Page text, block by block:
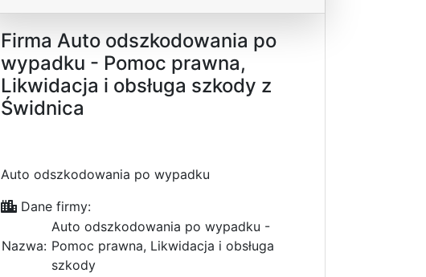
Firma Auto odszkodowania po
wypadku - Pomoc prawna,
Likwidacja i obsługa szkody z
Świdnica
Auto odszkodowania po wypadku
Dane firmy:
Nazwa:
Auto odszkodowania po wypadku -
Pomoc prawna, Likwidacja i obsługa
szkody